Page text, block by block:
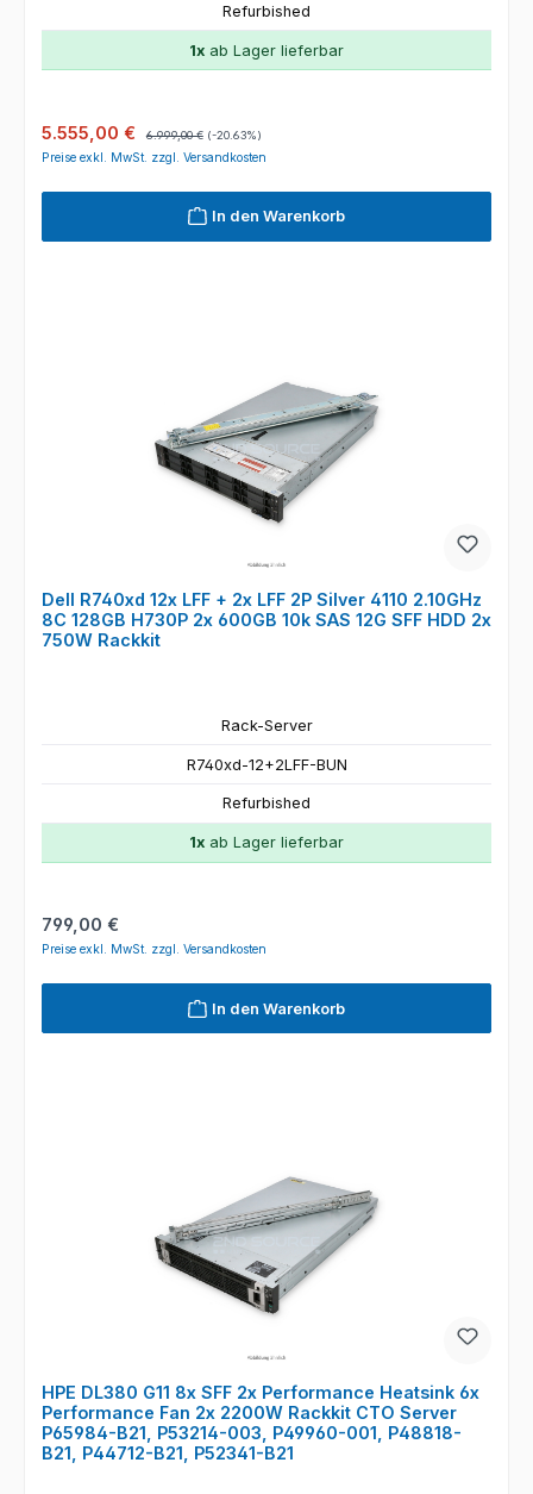
Refurbished
1x ab Lager lieferbar
Verkaufspreis:
5.555,00 € 6.999,00 € (-20.63%)
Preise exkl. MwSt. zzgl. Versandkosten
In den Warenkorb
Dell R740xd 12x LFF + 2x LFF 2P Silver 4110 2.10GHz
8C 128GB H730P 2x 600GB 10k SAS 12G SFF HDD 2x
750W Rackkit
Rack-Server
R740xd-12+2LFF-BUN
Refurbished
1x ab Lager lieferbar
Regulärer Preis:
799,00 €
Preise exkl. MwSt. zzgl. Versandkosten
In den Warenkorb
HPE DL380 G11 8x SFF 2x Performance Heatsink 6x
Performance Fan 2x 2200W Rackkit CTO Server
P65984-B21, P53214-003, P49960-001, P48818-
B21, P44712-B21, P52341-B21